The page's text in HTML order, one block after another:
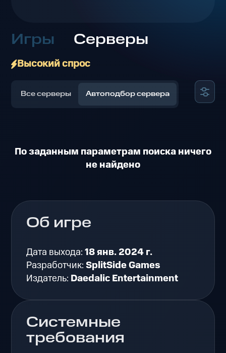
Игры Серверы
Высокий спрос
Все серверы Автоподбор сервера
По заданным параметрам поиска ничего
не найдено
Об игре
Дата выхода:18 янв. 2024 г.
Разработчик:SplitSide Games
Издатель: Daedalic Entertainment
Системные
требования